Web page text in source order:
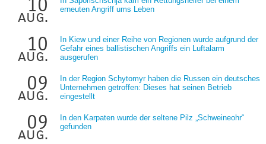
10
aug.
erneuten Angriff ums Leben
10
aug.
In Kiew und einer Reihe von Regionen wurde aufgrund der
Gefahr eines ballistischen Angriffs ein Luftalarm
ausgerufen
09
aug.
In der Region Schytomyr haben die Russen ein deutsches
Unternehmen getroffen: Dieses hat seinen Betrieb
eingestellt
09
aug.
In den Karpaten wurde der seltene Pilz „Schweineohr“
gefunden